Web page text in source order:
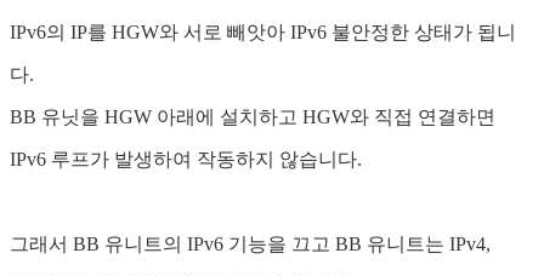
IPv6의 IP를 HGW와 서로 ​​빼앗아 IPv6 불안정한 상태가 됩니
다.
BB 유닛을 HGW 아래에 설치하고 HGW와 직접 연결하면
IPv6 루프가 발생하여 작동하지 않습니다.
그래서 BB 유니트의 IPv6 기능을 끄고 BB 유니트는 IPv4,